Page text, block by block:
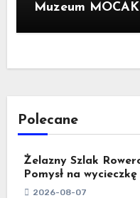
Muzeum MOCAK
Polecane
Żelazny Szlak
Pomysł na wycieczkę
2026-08-07